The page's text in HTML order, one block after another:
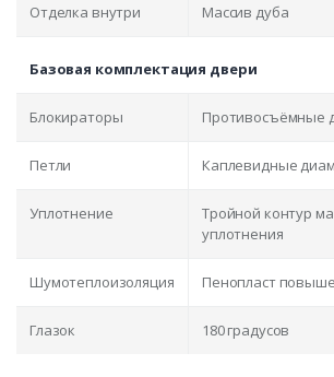
Отделка внутри Массив дуба
Базовая комплектация двери
Блокираторы Противосъёмные
Петли Каплевидные
Уплотнение
Тройной контур
уплотнения
Шумотеплоизоляция Пенопласт
Глазок 180 градусов